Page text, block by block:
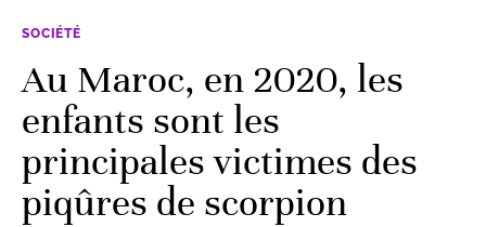
SOCIÉTÉ
Au Maroc, en 2020, les
enfants sont les
principales victimes des
piqûres de scorpion